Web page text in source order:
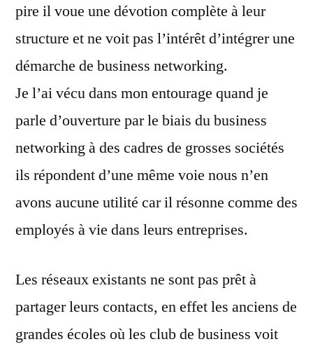
pire il voue une dévotion complète à leur
structure et ne voit pas l’intérêt d’intégrer une
démarche de business networking.
Je l’ai vécu dans mon entourage quand je
parle d’ouverture par le biais du business
networking à des cadres de grosses sociétés
ils répondent d’une même voie nous n’en
avons aucune utilité car il résonne comme des
employés à vie dans leurs entreprises.
Les réseaux existants ne sont pas prêt à
partager leurs contacts, en effet les anciens de
grandes écoles où les club de business voit